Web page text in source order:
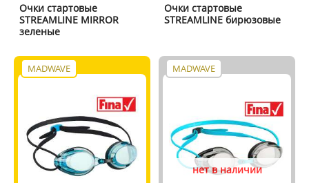
Очки стартовые
STREAMLINE MIRROR
зеленые
Очки стартовые
STREAMLINE бирюзовые
MADWAVE MADWAVE
нет в наличии